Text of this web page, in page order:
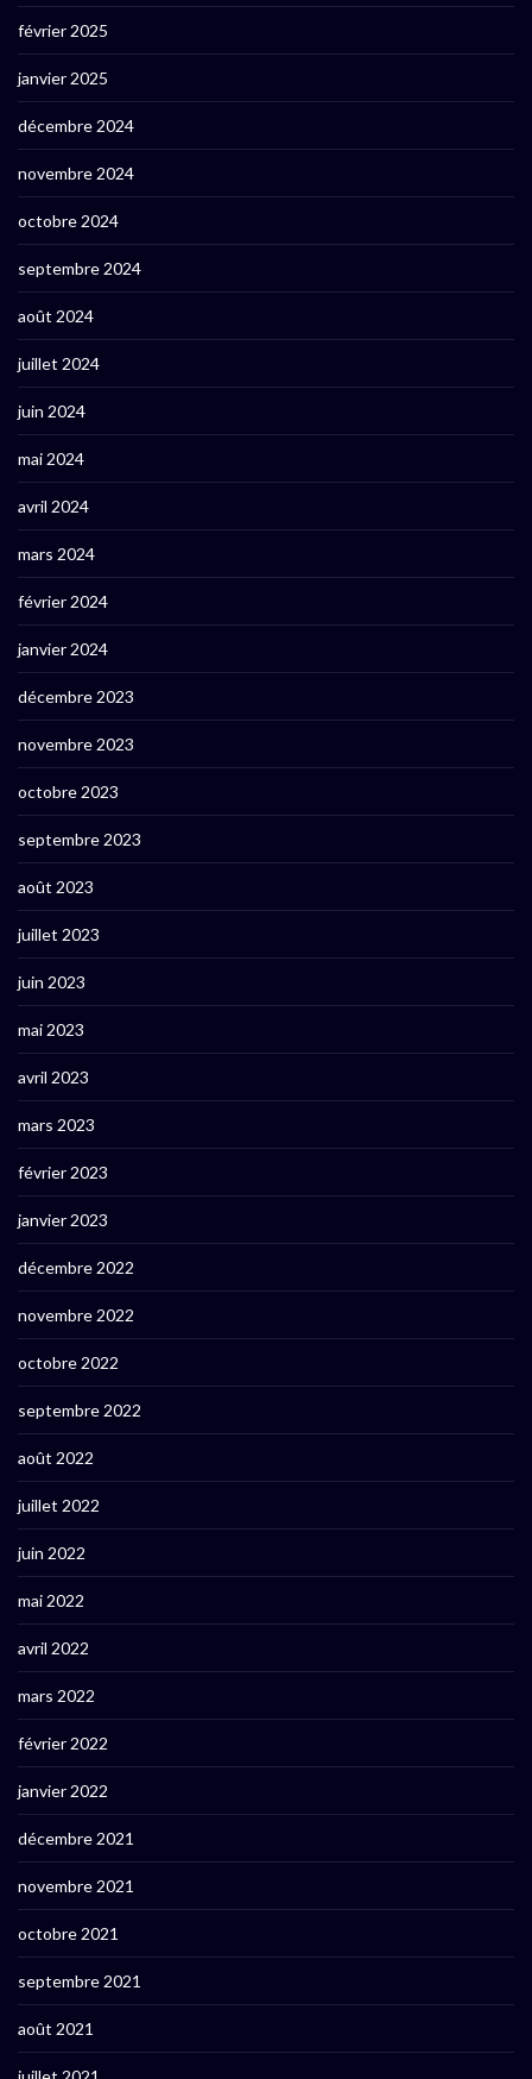
février 2025
janvier 2025
décembre 2024
novembre 2024
octobre 2024
septembre 2024
août 2024
juillet 2024
juin 2024
mai 2024
avril 2024
mars 2024
février 2024
janvier 2024
décembre 2023
novembre 2023
octobre 2023
septembre 2023
août 2023
juillet 2023
juin 2023
mai 2023
avril 2023
mars 2023
février 2023
janvier 2023
décembre 2022
novembre 2022
octobre 2022
septembre 2022
août 2022
juillet 2022
juin 2022
mai 2022
avril 2022
mars 2022
février 2022
janvier 2022
décembre 2021
novembre 2021
octobre 2021
septembre 2021
août 2021